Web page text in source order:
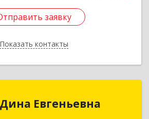
заявку
Показать контакты
заявку
Назад
Евгеньевна